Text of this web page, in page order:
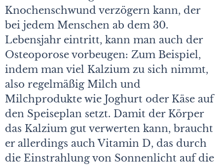
Knochenschwund verzögern kann, der
bei jedem Menschen ab dem 30.
Lebensjahr eintritt, kann man auch der
Osteoporose vorbeugen: Zum Beispiel,
indem man viel Kalzium zu sich nimmt,
also regelmäßig Milch und
Milchprodukte wie Joghurt oder Käse auf
den Speiseplan setzt. Damit der Körper
das Kalzium gut verwerten kann, braucht
er allerdings auch Vitamin D, das durch
die Einstrahlung von Sonnenlicht auf die